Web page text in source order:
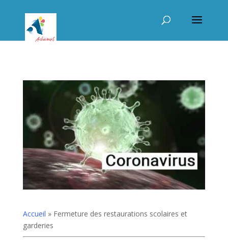
Accueil » Fermeture des restaurations scolaires et
garderies